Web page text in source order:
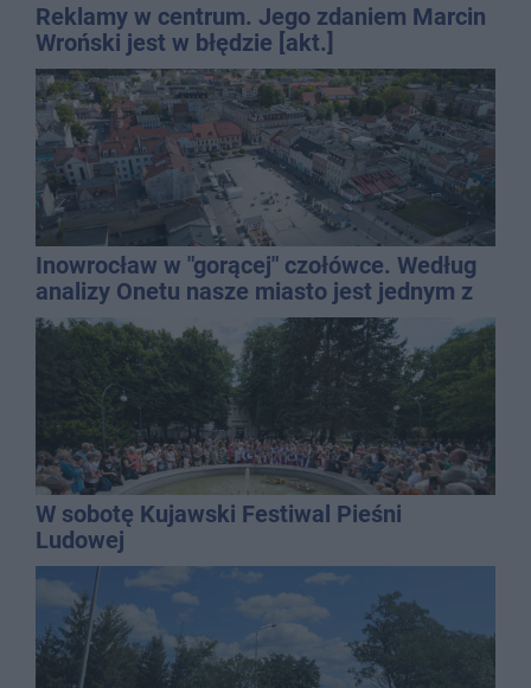
Reklamy w centrum. Jego zdaniem Marcin
Wroński jest w błędzie [akt.]
Inowrocław w "gorącej" czołówce. Według
analizy Onetu nasze miasto jest jednym z
najbardziej narażonych na upały
W sobotę Kujawski Festiwal Pieśni
Ludowej